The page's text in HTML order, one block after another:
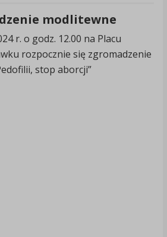
modlitewne
r. o godz. 12.00 na Placu
rozpocznie się zgromadzenie
stop aborcji”